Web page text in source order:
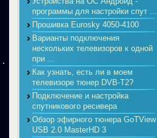
программы для настройки спут ...
Прошивка Eurosky 4050-4100
Варианты подключения
нескольких телевизоров к одной
при ...
Как узнать, есть ли в моем
телевизоре тюнер DVB-T2?
Подключение и настройка
спутникового ресивера
Обзор эфирного тюнера GoTView
USB 2.0 MasterHD 3